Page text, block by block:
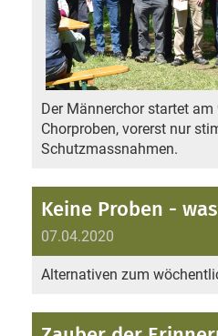
Der Männerchor startet
Chorproben, vorerst nur
Schutzmassnahmen.
Keine Proben -
07.04.2020
Alternativen zum